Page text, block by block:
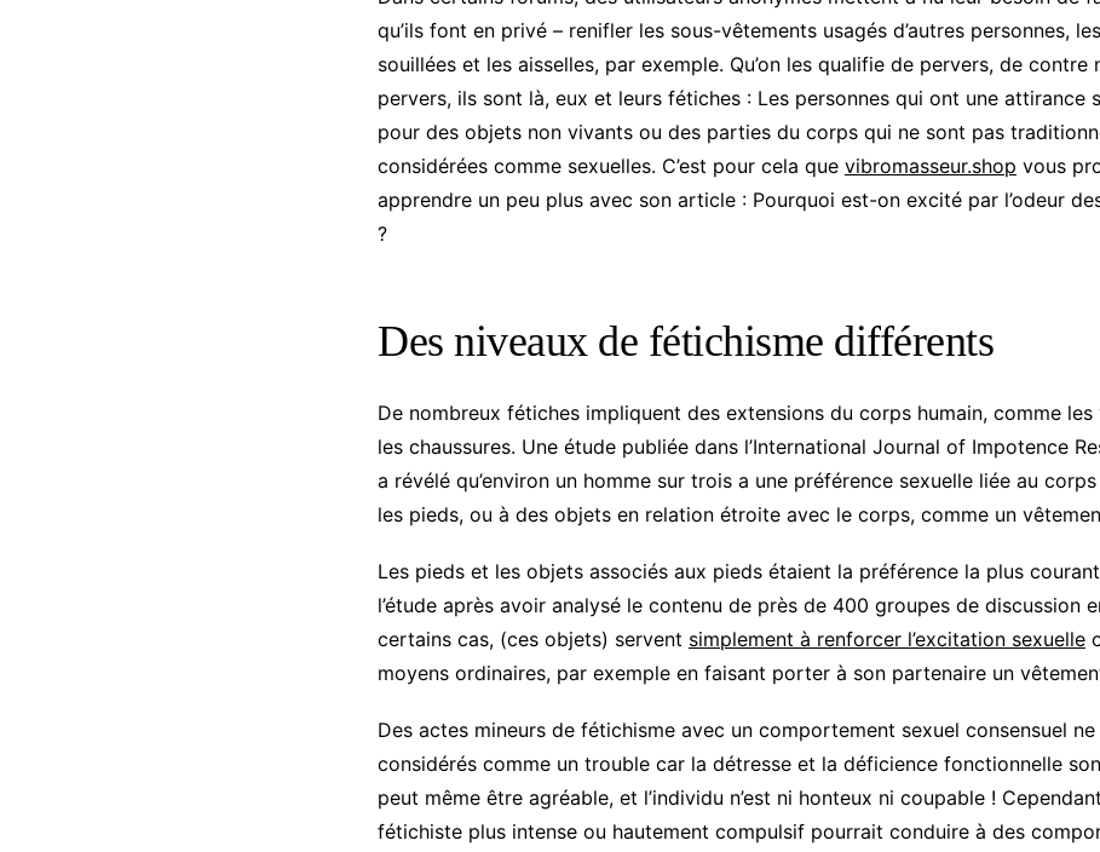
qu’ils font en privé – renifler les sous-vêtements usagés d’autres personnes,
souillées et les aisselles, par exemple. Qu’on les qualifie de pervers, de contre
pervers, ils sont là, eux et leurs fétiches : Les personnes qui ont une attirance
pour des objets non vivants ou des parties du corps qui ne sont pas
considérées comme sexuelles. C’est pour cela que vibromasseur.shop vous
apprendre un peu plus avec son article : Pourquoi est-on excité par l’odeur
?
Des niveaux de fétichisme différents
De nombreux fétiches impliquent des extensions du corps humain, comme les
les chaussures. Une étude publiée dans l’International Journal of Impotence
a révélé qu’environ un homme sur trois a une préférence sexuelle liée au
les pieds, ou à des objets en relation étroite avec le corps, comme un
Les pieds et les objets associés aux pieds étaient la préférence la plus
l’étude après avoir analysé le contenu de près de 400 groupes de discussion
certains cas, (ces objets) servent simplement à renforcer l’excitation sexuelle
moyens ordinaires, par exemple en faisant porter à son partenaire un
Des actes mineurs de fétichisme avec un comportement sexuel consensuel
considérés comme un trouble car la détresse et la déficience fonctionnelle
peut même être agréable, et l’individu n’est ni honteux ni coupable !
fétichiste plus intense ou hautement compulsif pourrait conduire à des